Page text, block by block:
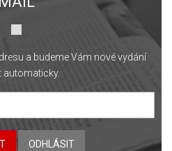
a budeme Vám nové vydání
automaticky.
ODHLÁSIT